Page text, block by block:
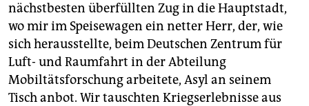
nächstbesten überfüllten Zug in die Hauptstadt,
wo mir im Speisewagen ein netter Herr, der, wie
sich herausstellte, beim Deutschen Zentrum für
Luft- und Raumfahrt in der Abteilung
Mobiltätsforschung arbeitete, Asyl an seinem
Tisch anbot. Wir tauschten Kriegserlebnisse aus